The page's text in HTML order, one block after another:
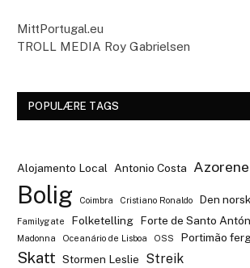
MittPortugal.eu
TROLL MEDIA Roy Gabrielsen
POPULÆRE TAGS
Alojamento Local Antonio Costa Azorene
Bolig Coimbra Cristiano Ronaldo Den
Familygate Folketelling Forte de Santo
Madonna
Oceanário de Lisboa OSS Portimão
Skatt Stormen Leslie Streik